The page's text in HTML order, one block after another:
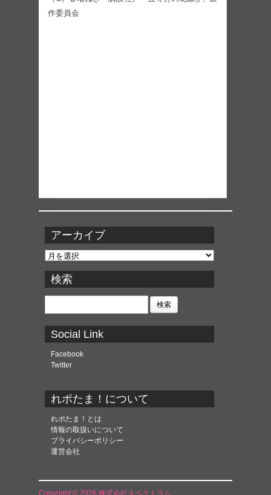
作委員会
アーカイブ
ア
カ
イ
ブ
検索
検
Social Link
Facebook
Twitter
れポたま！について
れポたま！とは
情報の取扱いについて
プライバシーポリシー
運営会社